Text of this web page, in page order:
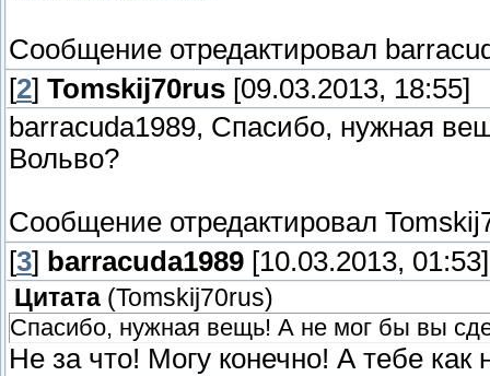
Сообщение отредактировал
[2] Tomskij70rus [09.03.2013, 18:55]
barracuda1989, Спасибо, нужная
Вольво?
Сообщение отредактировал
[3] barracuda1989 [10.03.2013, 01:53]
Цитата (Tomskij70rus)
Спасибо, нужная вещь! А не мог бы вы
Не за что! Могу конечно! А тебе